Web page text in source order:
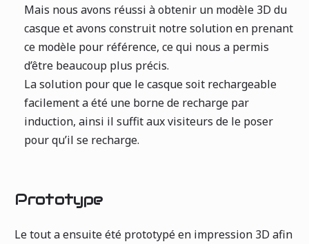
Mais nous avons réussi à obtenir un modèle 3D du
casque et avons construit notre solution en prenant
ce modèle pour référence, ce qui nous a permis
d’être beaucoup plus précis.
La solution pour que le casque soit rechargeable
facilement a été une borne de recharge par
induction, ainsi il suffit aux visiteurs de le poser
pour qu’il se recharge.
Prototype
Le tout a ensuite été prototypé en impression 3D afin